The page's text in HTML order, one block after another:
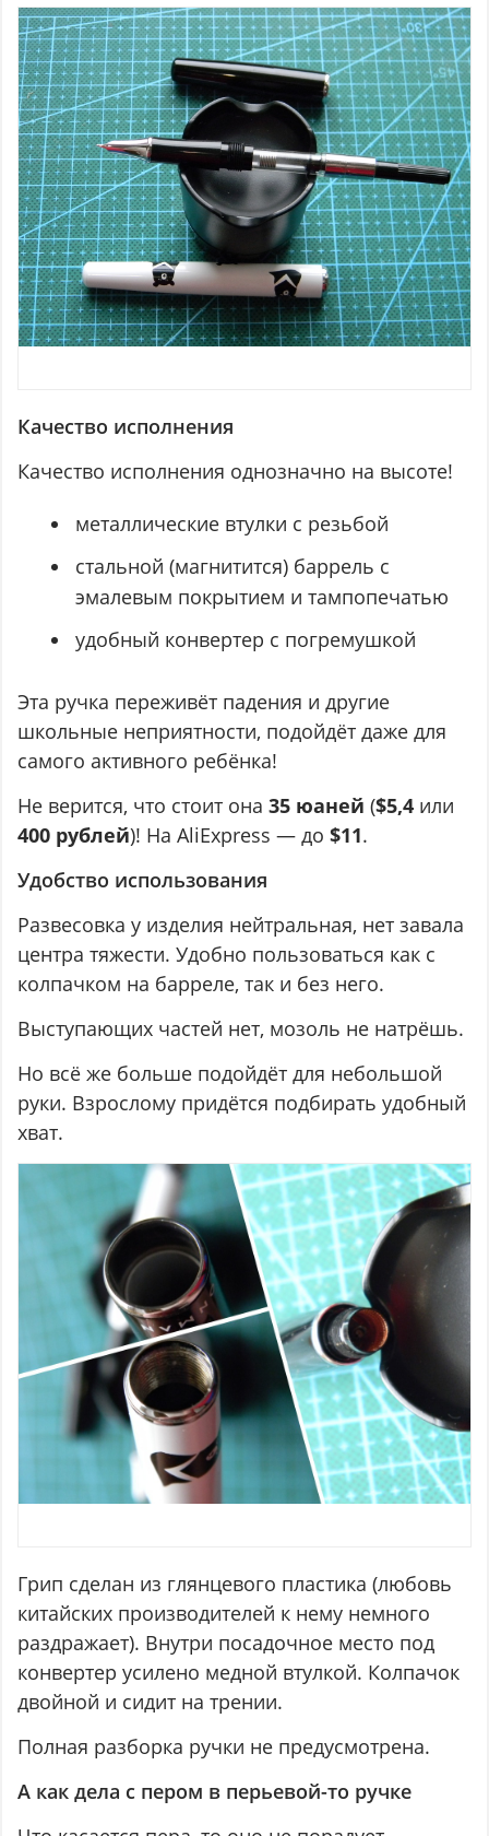
Качество исполнения
Качество исполнения однозначно на высоте!
металлические втулки с резьбой
стальной (магнитится) баррель с
эмалевым покрытием и тампопечатью
удобный конвертер с погремушкой
Эта ручка переживёт падения и другие
школьные неприятности, подойдёт даже для
самого активного ребёнка!
Не верится, что стоит она35 юаней ($5,4 или
400 рублей)! На AliExpress — до$11.
Удобство использования
Развесовка у изделия нейтральная, нет завала
центра тяжести. Удобно пользоваться как с
колпачком на барреле, так и без него.
Выступающих частей нет, мозоль не натрёшь.
Но всё же больше подойдёт для небольшой
руки. Взрослому придётся подбирать удобный
хват.
Грип сделан из глянцевого пластика (любовь
китайских производителей к нему немного
раздражает). Внутри посадочное место под
конвертер усилено медной втулкой. Колпачок
двойной и сидит на трении.
Полная разборка ручки не предусмотрена.
А как дела с пером в перьевой-то ручке